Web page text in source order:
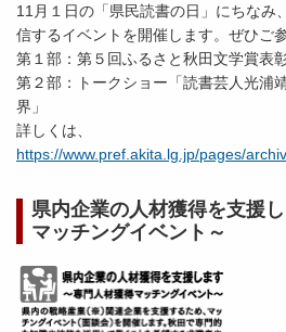
11月１日の「県民読書の日」にちなみ
信するイベントを開催します。ぜひご
第１部：第５回ふるさと秋田文学賞表
第２部：トークショー「読書芸人光浦
界」
詳しくは、
https://www.pref.akita.lg.jp/pages/
県内企業の人材獲得を支援
マッチングイベント～